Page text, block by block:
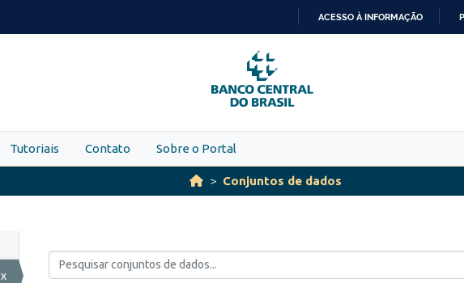
PARA
O
CONTEÚDO
ACESSO À INFORMAÇÃO
Tutoriais Contato Sobre o Portal
Conjuntos de dados
x